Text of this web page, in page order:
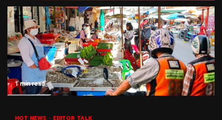
1 min read
HOT NEWS EDITOR TALK